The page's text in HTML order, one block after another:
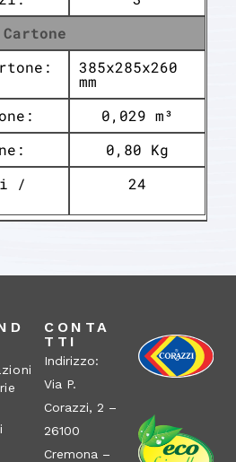
Cartone
385x285x260
mm
0,029 m³
0,80 Kg
/
24
CONTA
TTI
Indirizzo:
Via P.
Corazzi, 2 –
26100
Cremona –